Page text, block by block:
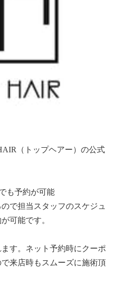
（トップヘアー）の公式
も予約が可能
で担当スタッフのスケジュ
可能です。
す。ネット予約時にクーポ
来店時もスムーズに施術頂